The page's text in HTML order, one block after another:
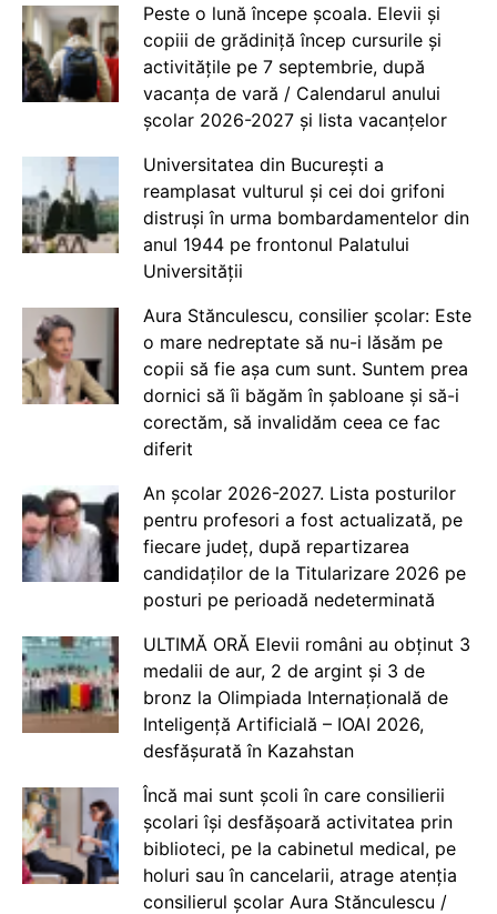
Peste o lună începe școala. Elevii și
copiii de grădiniță încep cursurile și
activitățile pe 7 septembrie, după
vacanța de vară / Calendarul anului
școlar 2026-2027 și lista vacanțelor
Universitatea din București a
reamplasat vulturul și cei doi grifoni
distruși în urma bombardamentelor din
anul 1944 pe frontonul Palatului
Universității
Aura Stănculescu, consilier școlar: Este
o mare nedreptate să nu-i lăsăm pe
copii să fie așa cum sunt. Suntem prea
dornici să îi băgăm în șabloane și să-i
corectăm, să invalidăm ceea ce fac
diferit
An școlar 2026-2027. Lista posturilor
pentru profesori a fost actualizată, pe
fiecare județ, după repartizarea
candidaților de la Titularizare 2026 pe
posturi pe perioadă nedeterminată
ULTIMĂ ORĂ Elevii români au obținut 3
medalii de aur, 2 de argint și 3 de
bronz la Olimpiada Internațională de
Inteligență Artificială – IOAI 2026,
desfășurată în Kazahstan
Încă mai sunt școli în care consilierii
școlari își desfășoară activitatea prin
biblioteci, pe la cabinetul medical, pe
holuri sau în cancelarii, atrage atenția
consilierul școlar Aura Stănculescu /